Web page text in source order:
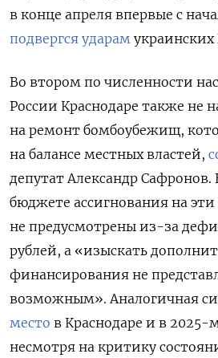
в конце апреля впервые с
подвергся ударам
Во втором по численности
России Краснодаре также не
на ремонт бомбоубежищ,
на балансе местных властей,
депутат Александр Сафронов.
бюджете ассигнования на эти
не предусмотрены из-за
рублей, а «изыскать
финансирования не
возможным». Аналогичная
место в Краснодаре и в 2025-
несмотря на критику